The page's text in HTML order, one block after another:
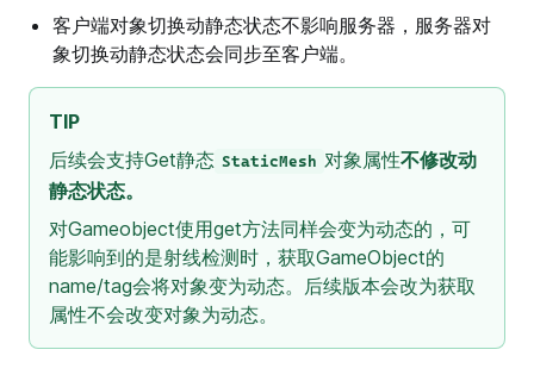
客户端对象切换动静态状态不影响服务器，服务器对
象切换动静态状态会同步至客户端。
TIP
后续会支持Get静态 StaticMesh 对象属性不修改动
静态状态。
对Gameobject使用get方法同样会变为动态的，可
能影响到的是射线检测时，获取GameObject的
name/tag会将对象变为动态。后续版本会改为获取
属性不会改变对象为动态。